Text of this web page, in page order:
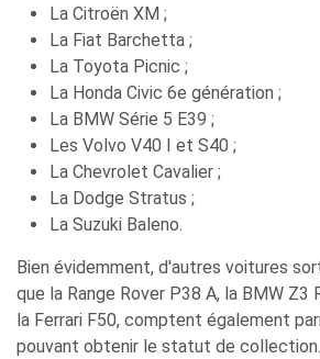
La Citroën XM ;
La Fiat Barchetta ;
La Toyota Picnic ;
La Honda Civic 6e génération ;
La BMW Série 5 E39 ;
Les Volvo V40 I et S40 ;
La Chevrolet Cavalier ;
La Dodge Stratus ;
La Suzuki Baleno.
Bien évidemment, d'autres voitures
que la Range Rover P38 A, la BMW Z3
la Ferrari F50, comptent également
pouvant obtenir le statut de collection.